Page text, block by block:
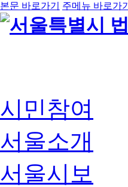
본문 바로가기 주메뉴 바로가기
시민참여
서울소개
서울시보